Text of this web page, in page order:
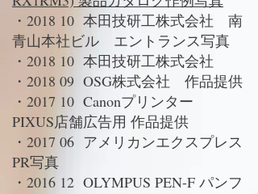
・2018 10 本田技研工株式会社 南
青山本社ビル エントランス写真
・2018 10 本田技研工株式会社
・2018 09 OSG株式会社 作品提供
・2017 10 Canonプリンター
PIXUS店舗広告用 作品提供
・2017 06 アメリカンエクスプレス
PR写真
・2016 12 OLYMPUS PEN-F パンフ